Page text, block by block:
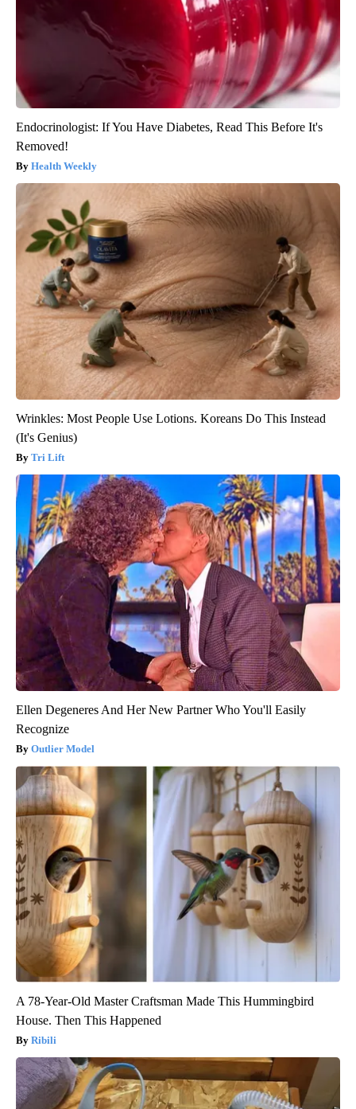
Endocrinologist: If You Have Diabetes, Read This Before It's
Removed!
Health Weekly
Wrinkles: Most People Use Lotions. Koreans Do This Instead
(It's Genius)
Tri Lift
Ellen Degeneres And Her New Partner Who You'll Easily
Recognize
Outlier Model
A 78-Year-Old Master Craftsman Made This Hummingbird
House. Then This Happened
Ribili